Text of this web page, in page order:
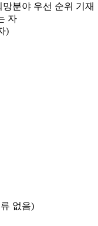
분야 우선 순위 기재
자
)
없음)